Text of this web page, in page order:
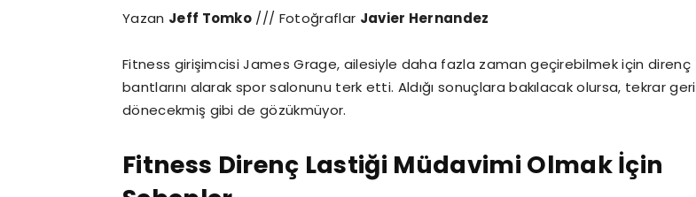
Yazan Jeff Tomko /// Fotoğraflar Javier Hernandez
Fitness girişimcisi James Grage, ailesiyle daha fazla zaman geçirebilmek için direnç
bantlarını alarak spor salonunu terk etti. Aldığı sonuçlara bakılacak olursa, tekrar geri
dönecekmiş gibi de gözükmüyor.
Fitness Direnç Lastiği Müdavimi Olmak İçin